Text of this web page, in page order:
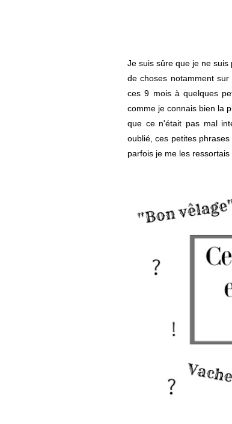
Je suis sûre que je ne
de choses notamment
ces 9 mois à quelques
comme je connais bien la
que ce n'était pas mal
oublié, ces petites
parfois je me les